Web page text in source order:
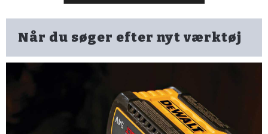
Når du søger efter nyt værktøj